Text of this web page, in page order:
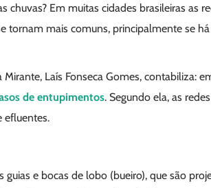
chuvas? Em muitas cidades brasileiras as
tornam mais comuns, principalmente se
Laís Fonseca Gomes, contabiliza:
de entupimentos. Segundo ela, as
efluentes.
guias e bocas de lobo (bueiro), que são